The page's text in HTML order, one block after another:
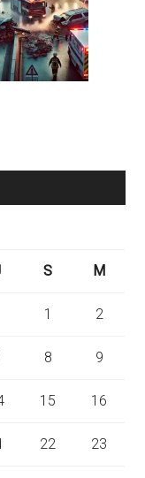
S M
1 2
8 9
15 16
22 23